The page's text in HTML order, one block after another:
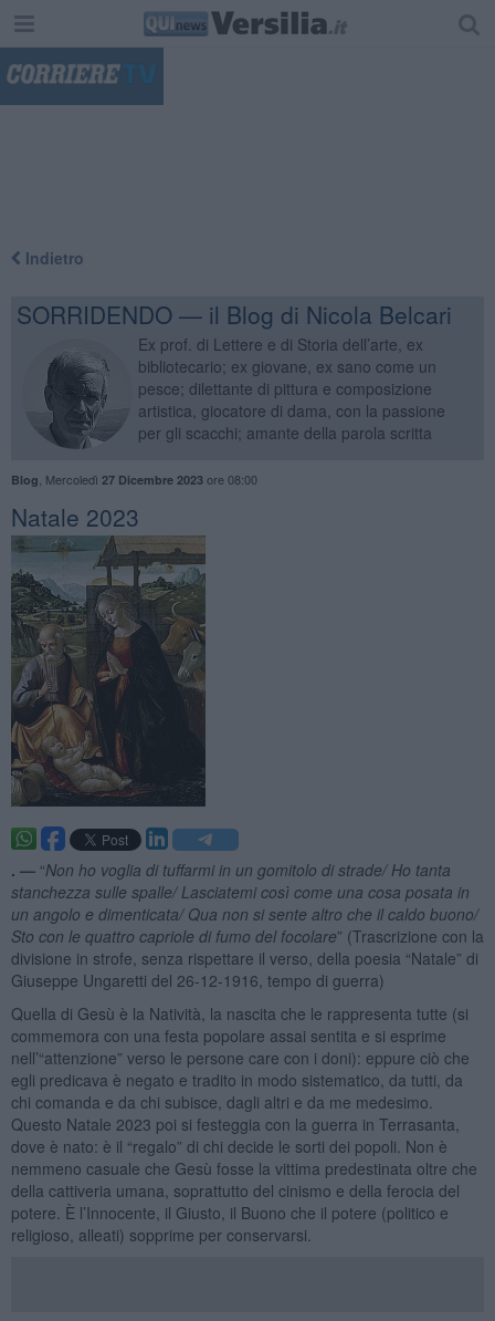
Indietro
SORRIDENDO — il Blog di Nicola Belcari
Ex prof. di Lettere e di Storia dell’arte, ex
bibliotecario; ex giovane, ex sano come un
pesce; dilettante di pittura e composizione
artistica, giocatore di dama, con la passione
per gli scacchi; amante della parola scritta
Blog Mercoledì 27 Dicembre 2023ore 08:00
Natale 2023
. — “Non ho voglia di tuffarmi in un gomitolo di strade/ Ho tanta
stanchezza sulle spalle/ Lasciatemi così come una cosa posata in
un angolo e dimenticata/ Qua non si sente altro che il caldo buono/
Sto con le quattro capriole di fumo del focolare” (Trascrizione con la
divisione in strofe, senza rispettare il verso, della poesia “Natale” di
Giuseppe Ungaretti del 26-12-1916, tempo di guerra)
Quella di Gesù è la Natività, la nascita che le rappresenta tutte (si
commemora con una festa popolare assai sentita e si esprime
nell’“attenzione” verso le persone care con i doni): eppure ciò che
egli predicava è negato e tradito in modo sistematico, da tutti, da
chi comanda e da chi subisce, dagli altri e da me medesimo.
Questo Natale 2023 poi si festeggia con la guerra in Terrasanta,
dove è nato: è il “regalo” di chi decide le sorti dei popoli. Non è
nemmeno casuale che Gesù fosse la vittima predestinata oltre che
della cattiveria umana, soprattutto del cinismo e della ferocia del
potere. È l’Innocente, il Giusto, il Buono che il potere (politico e
religioso, alleati) sopprime per conservarsi.